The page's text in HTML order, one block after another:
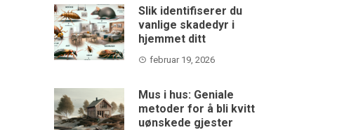
Slik identifiserer du
vanlige skadedyr i
hjemmet ditt
februar 19, 2026
Mus i hus: Geniale
metoder for å bli kvitt
uønskede gjester